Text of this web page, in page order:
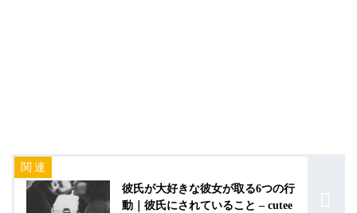
彼氏が大好きな彼女が取る6つの行
動｜彼氏にされていること – cutee